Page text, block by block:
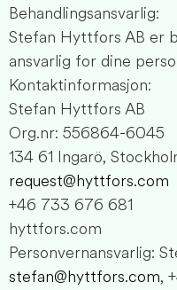
Behandlingsansvarlig:
Stefan Hyttfors AB er
ansvarlig for dine
Kontaktinformasjon:
Stefan Hyttfors AB
Org.nr: 556864-6045
134 61 Ingarö,
request@hyttfors.com
+46 733 676 681
hyttfors.com
Personvernansvarlig:
stefan@hyttfors.com,